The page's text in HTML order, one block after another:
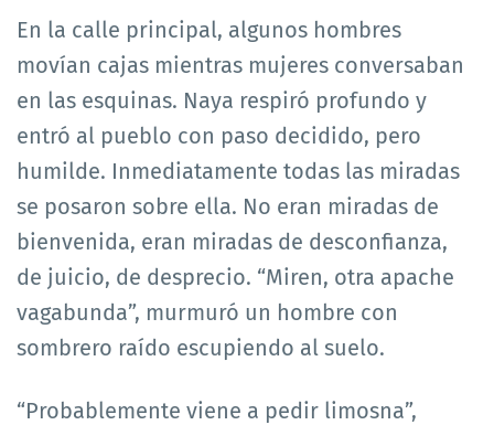
En la calle principal, algunos hombres
movían cajas mientras mujeres conversaban
en las esquinas. Naya respiró profundo y
entró al pueblo con paso decidido, pero
humilde. Inmediatamente todas las miradas
se posaron sobre ella. No eran miradas de
bienvenida, eran miradas de desconfianza,
de juicio, de desprecio. “Miren, otra apache
vagabunda”, murmuró un hombre con
sombrero raído escupiendo al suelo.
“Probablemente viene a pedir limosna”,